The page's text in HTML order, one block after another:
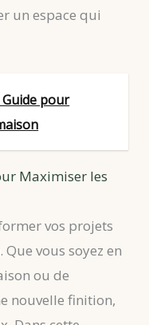
un espace qui
pour
Maximiser les
vos projets
vous soyez en
ou de
nouvelle finition,